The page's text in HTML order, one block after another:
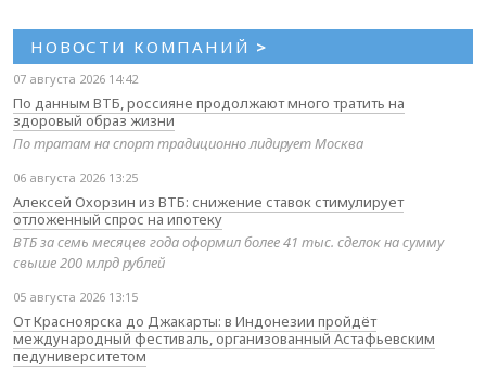
НОВОСТИ КОМПАНИЙ >
07 августа 2026 14:42
По данным ВТБ, россияне продолжают много тратить на
здоровый образ жизни
По тратам на спорт традиционно лидирует Москва
06 августа 2026 13:25
Алексей Охорзин из ВТБ: снижение ставок стимулирует
отложенный спрос на ипотеку
ВТБ за семь месяцев года оформил более 41 тыс. сделок на сумму
свыше 200 млрд рублей
05 августа 2026 13:15
От Красноярска до Джакарты: в Индонезии пройдёт
международный фестиваль, организованный Астафьевским
педуниверситетом